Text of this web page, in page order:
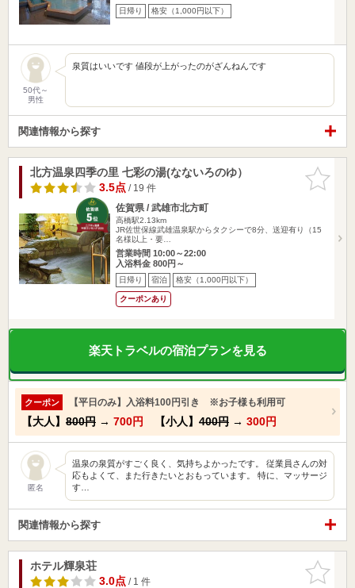
日帰り 格安（1,000円以下）
50代～
男性
泉質はいいです 値段が上がったのがざんねんです
関連情報から探す
お気に入
りに追加
北方温泉四季の里 七彩の湯(なないろのゆ）
3.5点/ 19 件
佐賀県 / 武雄市北方町
高橋駅2.13km
JR佐世保線武雄温泉駅からタクシーで8分、送迎有り（15
名様以上・要…
営業時間 10:00～22:00
入浴料金 800円～
日帰り 宿泊 格安（1,000円以下）
クーポンあり
楽天トラベルの宿泊プランを見る
クーポン 【平日のみ】入浴料100円引き ※お子様も利用可
【大人】 800円 → 700円 【小人】 400円 → 300円
匿名
温泉の泉質がすごく良く、気持ちよかったです。 従業員さんの対
応もよくて、また行きたいとおもっています。 特に、マッサージ
す…
関連情報から探す
お気に入
りに追加
ホテル輝泉荘
3.0点/ 1 件